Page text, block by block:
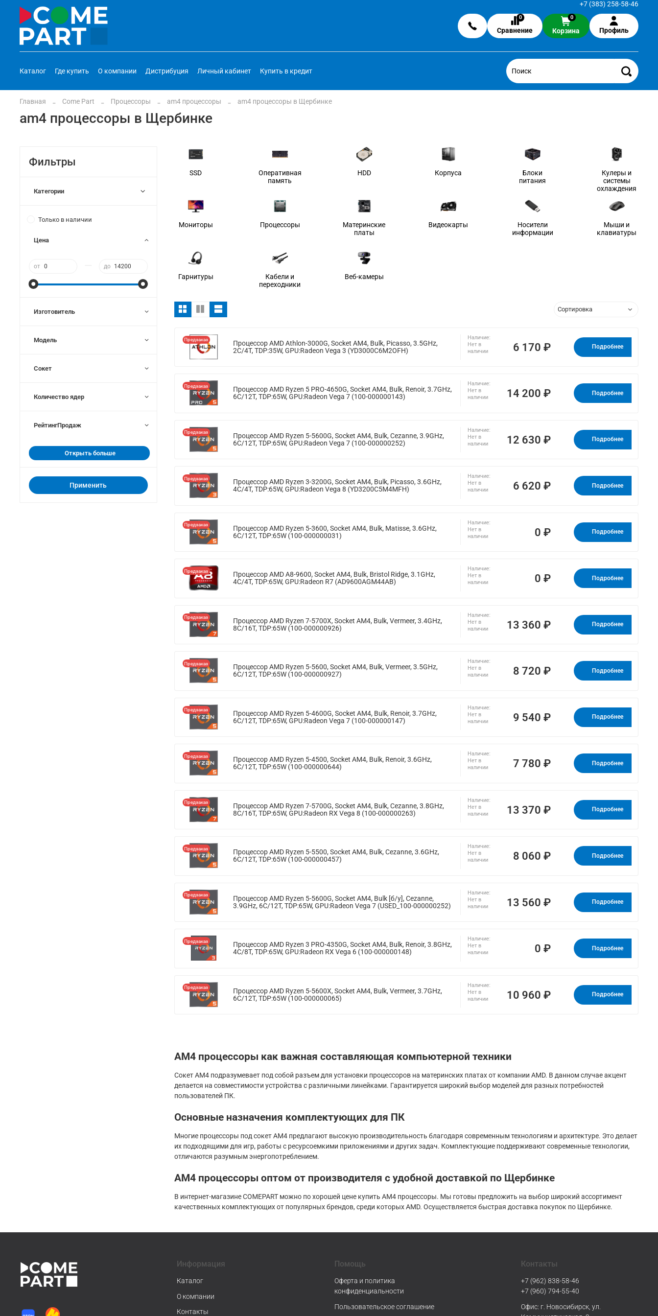
+7 (383) 258-58-46
0
Сравнение
0
Корзина Профиль
Каталог Где купить О компании Дистрибуция Личный кабинет Купить в кредит
Главная Come Part Процессоры am4 процессоры am4 процессоры в Щербинке
am4 процессоры в Щербинке
SSD
Оперативная
память
HDD Корпуса
Блоки
питания
Кулеры и
системы
охлаждения
Мониторы Процессоры
Материнские
платы
Видеокарты
Носители
информации
Мыши и
клавиатуры
Гарнитуры
Кабели и
переходники
Веб-камеры
Предзаказ
Процессор AMD Athlon-3000G, Socket AM4, Bulk, Picasso, 3.5GHz,
2C/4T, TDP:35W, GPU:Radeon Vega 3 (YD3000C6M2OFH)
Наличие:
Нет в
наличии
6 170 ₽ Подробнее
Предзаказ
Процессор AMD Ryzen 5 PRO-4650G, Socket AM4, Bulk, Renoir, 3.7GHz,
6C/12T, TDP:65W, GPU:Radeon Vega 7 (100-000000143)
Наличие:
Нет в
наличии
14 200 ₽ Подробнее
Предзаказ
Процессор AMD Ryzen 5-5600G, Socket AM4, Bulk, Cezanne, 3.9GHz,
6C/12T, TDP:65W, GPU:Radeon Vega 7 (100-000000252)
Наличие:
Нет в
наличии
12 630 ₽ Подробнее
Предзаказ
Процессор AMD Ryzen 3-3200G, Socket AM4, Bulk, Picasso, 3.6GHz,
4C/4T, TDP:65W, GPU:Radeon Vega 8 (YD3200C5M4MFH)
Наличие:
Нет в
наличии
6 620 ₽ Подробнее
Предзаказ
Процессор AMD Ryzen 5-3600, Socket AM4, Bulk, Matisse, 3.6GHz,
6C/12T, TDP:65W (100-000000031)
Наличие:
Нет в
наличии
0 ₽ Подробнее
Предзаказ
Процессор AMD A8-9600, Socket AM4, Bulk, Bristol Ridge, 3.1GHz,
4C/4T, TDP:65W, GPU:Radeon R7 (AD9600AGM44AB)
Наличие:
Нет в
наличии
0 ₽ Подробнее
Предзаказ
Процессор AMD Ryzen 7-5700X, Socket AM4, Bulk, Vermeer, 3.4GHz,
8C/16T, TDP:65W (100-000000926)
Наличие:
Нет в
наличии
13 360 ₽ Подробнее
Предзаказ
Процессор AMD Ryzen 5-5600, Socket AM4, Bulk, Vermeer, 3.5GHz,
6C/12T, TDP:65W (100-000000927)
Наличие:
Нет в
наличии
8 720 ₽ Подробнее
Предзаказ
Процессор AMD Ryzen 5-4600G, Socket AM4, Bulk, Renoir, 3.7GHz,
6C/12T, TDP:65W, GPU:Radeon Vega 7 (100-000000147)
Наличие:
Нет в
наличии
9 540 ₽ Подробнее
Предзаказ
Процессор AMD Ryzen 5-4500, Socket AM4, Bulk, Renoir, 3.6GHz,
6C/12T, TDP:65W (100-000000644)
Наличие:
Нет в
наличии
7 780 ₽ Подробнее
Предзаказ
Процессор AMD Ryzen 7-5700G, Socket AM4, Bulk, Cezanne, 3.8GHz,
8C/16T, TDP:65W, GPU:Radeon RX Vega 8 (100-000000263)
Наличие:
Нет в
наличии
13 370 ₽ Подробнее
Предзаказ
Процессор AMD Ryzen 5-5500, Socket AM4, Bulk, Cezanne, 3.6GHz,
6C/12T, TDP:65W (100-000000457)
Наличие:
Нет в
наличии
8 060 ₽ Подробнее
Предзаказ
Процессор AMD Ryzen 5-5600G, Socket AM4, Bulk [б/у], Cezanne,
3.9GHz, 6C/12T, TDP:65W, GPU:Radeon Vega 7 (USED_100-000000252)
Наличие:
Нет в
наличии
13 560 ₽ Подробнее
Предзаказ
Процессор AMD Ryzen 3 PRO-4350G, Socket AM4, Bulk, Renoir, 3.8GHz,
4C/8T, TDP:65W, GPU:Radeon RX Vega 6 (100-000000148)
Наличие:
Нет в
наличии
0 ₽ Подробнее
Предзаказ
Процессор AMD Ryzen 5-5600X, Socket AM4, Bulk, Vermeer, 3.7GHz,
6C/12T, TDP:65W (100-000000065)
Наличие:
Нет в
наличии
10 960 ₽ Подробнее
AM4 процессоры как важная составляющая компьютерной техники
Сокет AM4 подразумевает под собой разъем для установки процессоров на материнских платах от компании AMD. В данном случае акцент
делается на совместимости устройства с различными линейками. Гарантируется широкий выбор моделей для разных потребностей
пользователей ПК.
Основные назначения комплектующих для ПК
Многие процессоры под сокет AM4 предлагают высокую производительность благодаря современным технологиям и архитектуре. Это делает
их подходящими для игр, работы с ресурсоемкими приложениями и других задач. Комплектующие поддерживают современные технологии,
отличаются разумным энергопотреблением.
AM4 процессоры оптом от производителя с удобной доставкой по Щербинке
В интернет-магазине COMEPART можно по хорошей цене купить AM4 процессоры. Мы готовы предложить на выбор широкий ассортимент
качественных комплектующих от популярных брендов, среди которых AMD. Осуществляется быстрая доставка покупок по Щербинке.
Фильтры
Категории
Только в наличии
Открыть больше
Цена
от до
Изготовитель
Модель
Сокет
Количество ядер
РейтингПродаж
Применить
Информация
Каталог
О компании
Контакты
Помощь
Оферта и политика
конфиденциальности
Пользовательское соглашение
Контакты
+7 (962) 838-58-46
+7 (960) 794-55-40
Офис: г. Новосибирск, ул.